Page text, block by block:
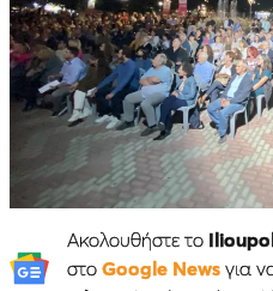
Ακολουθήστε το
στο Google Newsγια